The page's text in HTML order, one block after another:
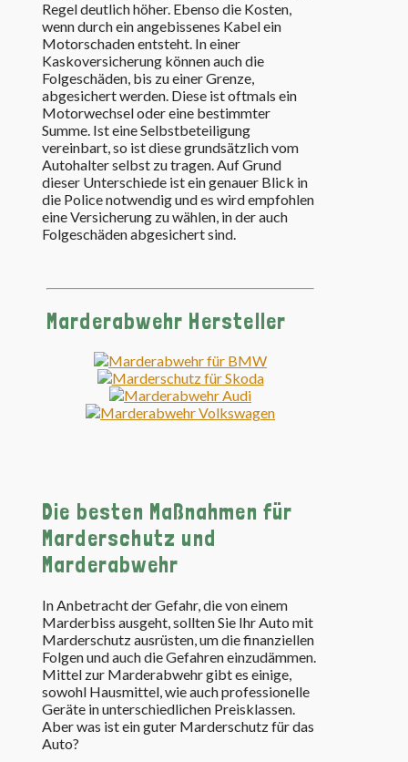
Regel deutlich höher. Ebenso die Kosten,
wenn durch ein angebissenes Kabel ein
Motorschaden entsteht. In einer
Kaskoversicherung können auch die
Folgeschäden, bis zu einer Grenze,
abgesichert werden. Diese ist oftmals ein
Motorwechsel oder eine bestimmter
Summe. Ist eine Selbstbeteiligung
vereinbart, so ist diese grundsätzlich vom
Autohalter selbst zu tragen. Auf Grund
dieser Unterschiede ist ein genauer Blick in
die Police notwendig und es wird empfohlen
eine Versicherung zu wählen, in der auch
Folgeschäden abgesichert sind.
Marderabwehr Hersteller
Die besten Maßnahmen für
Marderschutz und
Marderabwehr
In Anbetracht der Gefahr, die von einem
Marderbiss ausgeht, sollten Sie Ihr Auto mit
Marderschutz ausrüsten, um die finanziellen
Folgen und auch die Gefahren einzudämmen.
Mittel zur Marderabwehr gibt es einige,
sowohl Hausmittel, wie auch professionelle
Geräte in unterschiedlichen Preisklassen.
Aber was ist ein guter Marderschutz für das
Auto?